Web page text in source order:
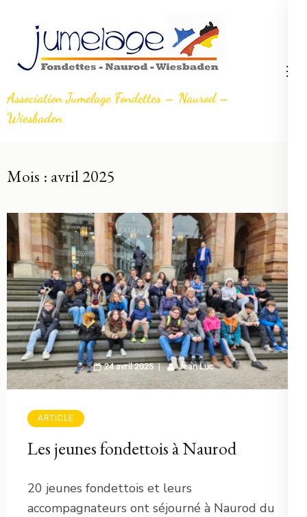
contenu
(Pressez
Entrée)
Association Jumelage Fondettes – Naurod –
Wiesbaden
Mois : avril 2025
24 avril 2025 Jean Luc
ARTICLE
Les jeunes fondettois à Naurod
20 jeunes fondettois et leurs
accompagnateurs ont séjourné à Naurod du